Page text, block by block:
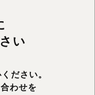
い
ださい。
わせを